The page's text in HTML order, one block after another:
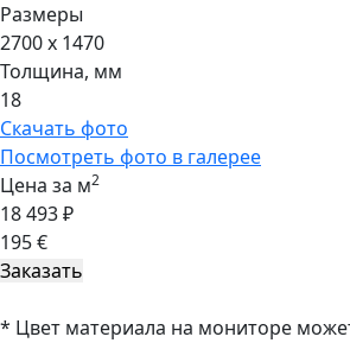
Размеры
2700 x 1470
Толщина, мм
18
Скачать фото
Посмотреть фото в галерее
Цена за м2
18 493 ₽
195 €
* Цвет материала на мониторе